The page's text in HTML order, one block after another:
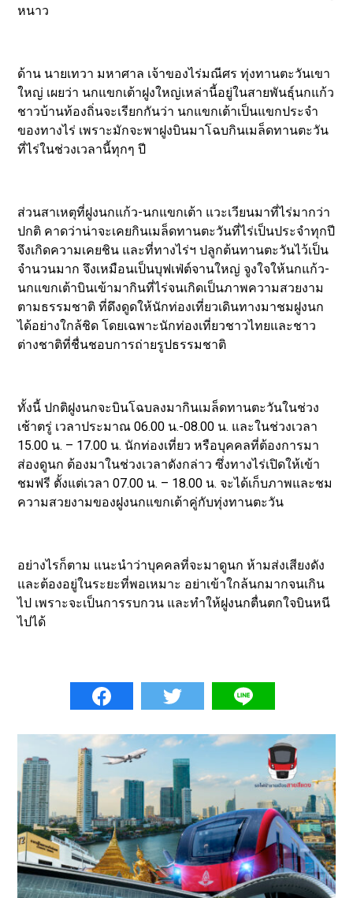
หนาว
ด้าน นายเทวา มหาศาล เจ้าของไร่มณีศร ทุ่งทานตะวันเขา
ใหญ่ เผยว่า นกแขกเต้าฝูงใหญ่เหล่านี้อยู่ในสายพันธุ์นกแก้ว
ชาวบ้านท้องถิ่นจะเรียกกันว่า นกแขกเต้าเป็นแขกประจำ
ของทางไร่ เพราะมักจะพาฝูงบินมาโฉบกินเมล็ดทานตะวัน
ที่ไร่ในช่วงเวลานี้ทุกๆ ปี
ส่วนสาเหตุที่ฝูงนกแก้ว-นกแขกเต้า แวะเวียนมาที่ไร่มากว่า
ปกติ คาดว่าน่าจะเคยกินเมล็ดทานตะวันที่ไร่เป็นประจำทุกปี
จึงเกิดความเคยชิน และที่ทางไร่ฯ ปลูกต้นทานตะวันไว้เป็น
จำนวนมาก จึงเหมือนเป็นบุฟเฟ่ต์จานใหญ่ จูงใจให้นกแก้ว-
นกแขกเต้าบินเข้ามากินที่ไร่จนเกิดเป็นภาพความสวยงาม
ตามธรรมชาติ ที่ดึงดูดให้นักท่องเที่ยวเดินทางมาชมฝูงนก
ได้อย่างใกล้ชิด โดยเฉพาะนักท่องเที่ยวชาวไทยและชาว
ต่างชาติที่ชื่นชอบการถ่ายรูปธรรมชาติ
ทั้งนี้ ปกติฝูงนกจะบินโฉบลงมากินเมล็ดทานตะวันในช่วง
เช้าตรู่ เวลาประมาณ 06.00 น.-08.00 น. และในช่วงเวลา
15.00 น. – 17.00 น. นักท่องเที่ยว หรือบุคคลที่ต้องการมา
ส่องดูนก ต้องมาในช่วงเวลาดังกล่าว ซึ่งทางไร่เปิดให้เข้า
ชมฟรี ตั้งแต่เวลา 07.00 น. – 18.00 น. จะได้เก็บภาพและชม
ความสวยงามของฝูงนกแขกเต้าคู่กับทุ่งทานตะวัน
อย่างไรก็ตาม แนะนำว่าบุคคลที่จะมาดูนก ห้ามส่งเสียงดัง
และต้องอยู่ในระยะที่พอเหมาะ อย่าเข้าใกล้นกมากจนเกิน
ไป เพราะจะเป็นการรบกวน และทำให้ฝูงนกตื่นตกใจบินหนี
ไปได้